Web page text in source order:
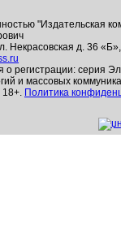
"Издательская
Некрасовская д. 36
регистрации: серия
и массовых
Политика